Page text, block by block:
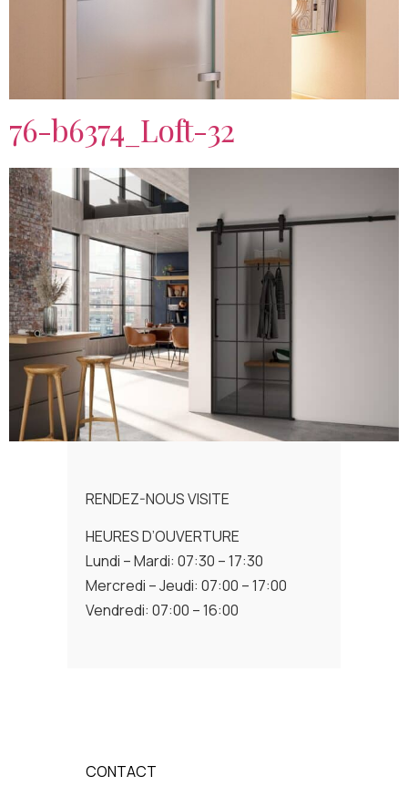
76-b6374_Loft-32
RENDEZ-NOUS VISITE
HEURES D’OUVERTURE
Lundi – Mardi: 07:30 – 17:30
Mercredi – Jeudi: 07:00 – 17:00
Vendredi: 07:00 – 16:00
CONTACT